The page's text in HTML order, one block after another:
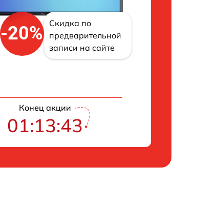
-20%
Скидка по
предварительной
записи на сайте
Конец акции
01:13:42